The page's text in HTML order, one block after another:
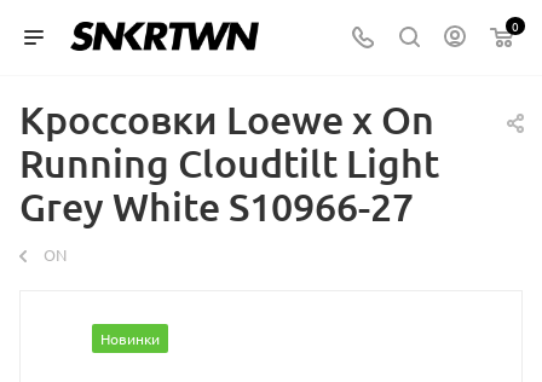
0
Кроссовки Loewe x On
Running Cloudtilt Light
Grey White S10966-27
ON
Новинки